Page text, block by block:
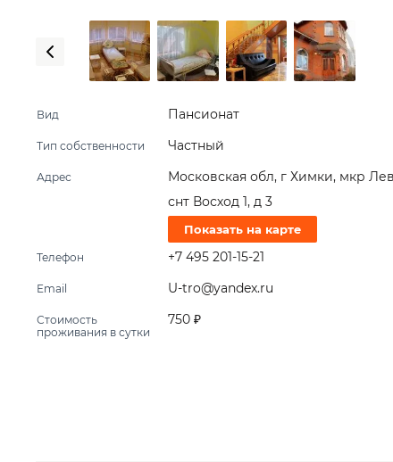
Вид Пансионат
Тип собственности Частный
Адрес
Московская обл, г Химки, мкр
снт Восход 1, д 3
Показать на карте
Телефон +7 495 201-15-21
Email U-tro@yandex.ru
Стоимость
проживания в сутки
750 ₽